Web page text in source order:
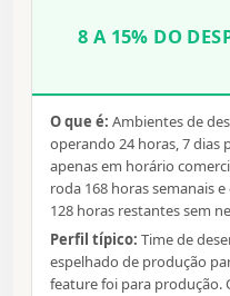
8 A 15% DO
O que é: Ambientes de
operando 24 horas, 7 dias
apenas em horário
roda 168 horas semanais
128 horas restantes sem
Perfil típico: Time de
espelhado de produção
feature foi para produção.